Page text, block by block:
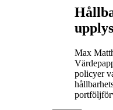
Max
policyer